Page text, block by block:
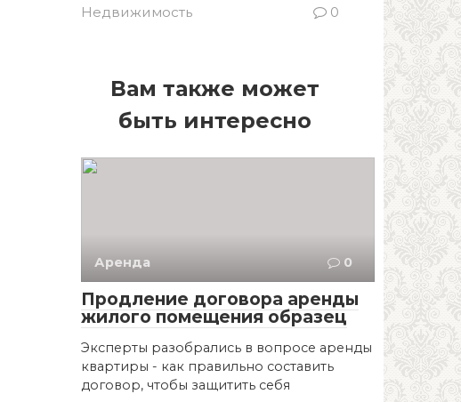
Недвижимость
0
Вам также может
быть интересно
Аренда 0
Продление договора аренды
жилого помещения образец
Эксперты разобрались в вопросе аренды
квартиры - как правильно составить
договор, чтобы защитить себя